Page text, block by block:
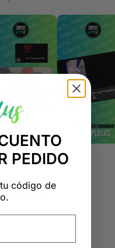
PEDIDO
código de